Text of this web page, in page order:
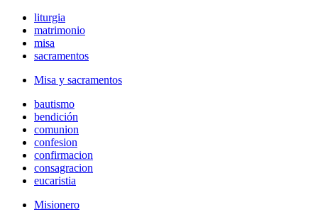
liturgia
matrimonio
misa
sacramentos
Misa y sacramentos
bautismo
bendición
comunion
confesion
confirmacion
consagracion
eucaristia
Misionero